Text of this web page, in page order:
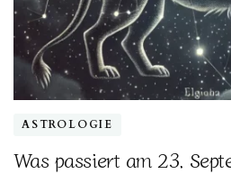
ASTROLOGIE
Was passiert am 23.